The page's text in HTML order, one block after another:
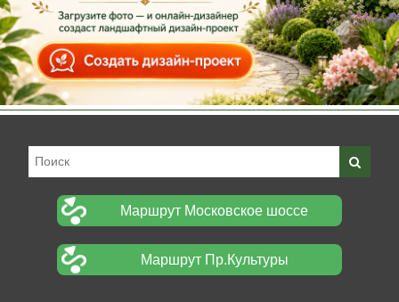
Маршрут Московское шоссе
Маршрут Пр.Культуры